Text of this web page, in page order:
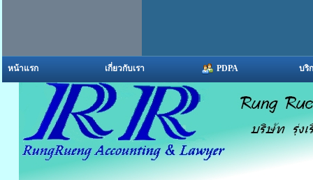
หน้าแรก เกี่ยวกับเรา PDPA บริ